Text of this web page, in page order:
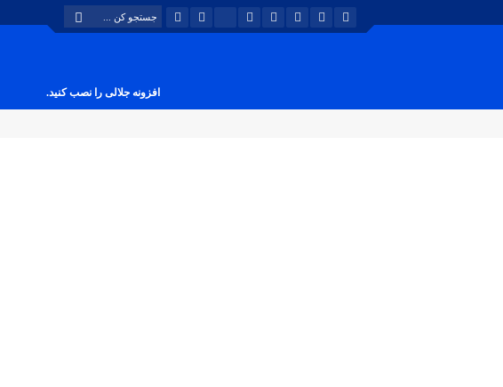
افزونه جلالی را نصب کنید.